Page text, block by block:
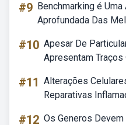
#9 Benchmarking é
Aprofundada Das
#10 Apesar De
Apresentam Traços
#11 Alterações
Reparativas
#12 Os Generos